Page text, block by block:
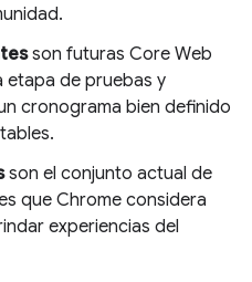
son futuras Core Web
etapa de pruebas y
cronograma bien definido
son el conjunto actual de
que Chrome considera
experiencias del